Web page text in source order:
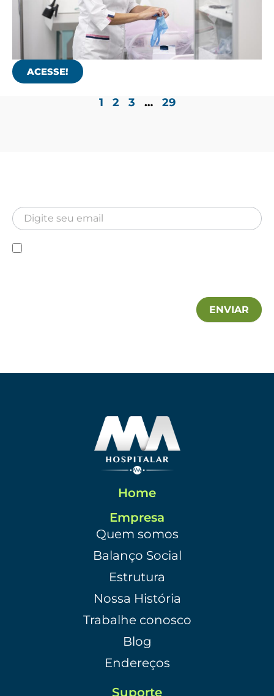
ACESSE!
1 2 3 … 29
Newsletter
ENVIAR
Home
Empresa
Quem somos
Balanço Social
Estrutura
Nossa História
Trabalhe conosco
Blog
Endereços
Suporte